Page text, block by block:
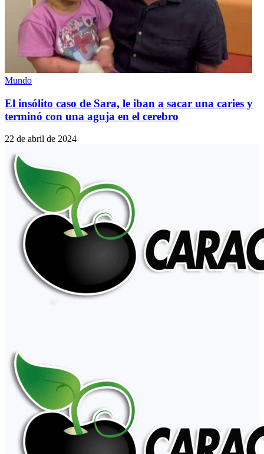
Mundo
El insólito caso de Sara, le iban a sacar una caries y
terminó con una aguja en el cerebro
22 de abril de 2024